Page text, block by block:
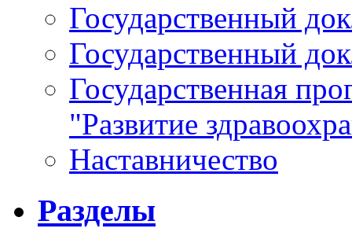
Государственный
Государственный
Государственная
"Развитие
Наставничество
Разделы